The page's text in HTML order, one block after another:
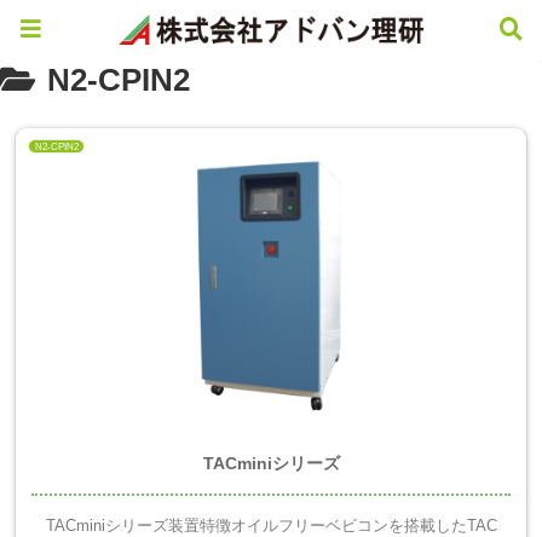
N2-CPIN2
N2-CPIN2
TACminiシリーズ
TACminiシリーズ装置特徴オイルフリーベビコンを搭載したTAC